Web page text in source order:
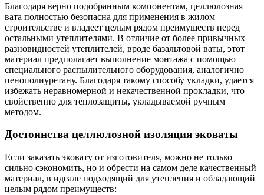
Благодаря верно подобранным компонентам, целлюлозная
вата полностью безопасна для применения в жилом
строительстве и владеет целым рядом преимуществ перед
остальными утеплителями. В отличие от более привычных
разновидностей утеплителей, вроде базальтовой ваты, этот
материал предполагает выполнение монтажа с помощью
специального распылительного оборудования, аналогично
пенополиуретану. Благодаря такому способу укладки, удается
избежать неравномерной и некачественной прокладки, что
свойственно для теплозащиты, укладываемой ручным
методом.
Достоинства целлюлозной изоляция эковаты
Если заказать эковату от изготовителя, можно не только
сильно сэкономить, но и обрести на самом деле качественный
материал, в идеале подходящий для утепления и обладающий
целым рядом преимуществ: